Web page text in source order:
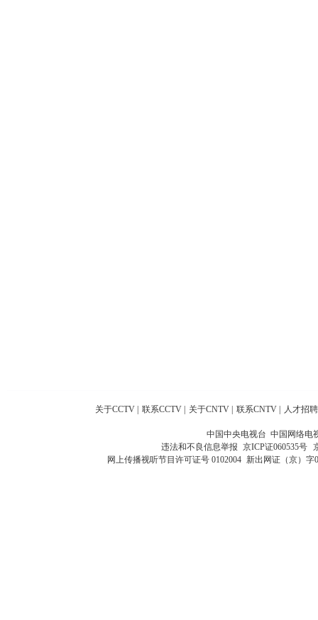
关于CCTV 联系CCTV 关于CNTV 联系CNTV 人才招聘
中国中央电视台 中国网络电
违法和不良信息举报 京ICP证060535号
网上传播视听节目许可证号 0102004 新出网证（京）